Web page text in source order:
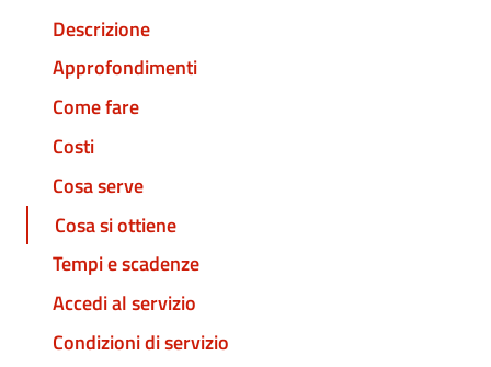
Descrizione
Approfondimenti
Come fare
Costi
Cosa serve
Cosa si ottiene
Tempi e scadenze
Accedi al servizio
Condizioni di servizio